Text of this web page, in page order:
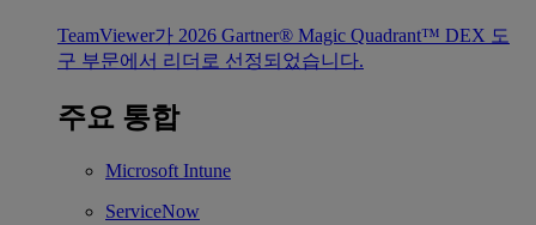
TeamViewer가 2026 Gartner® Magic Quadrant™ DEX 도
구 부문에서 리더로 선정되었습니다.
주요 통합
Microsoft Intune
ServiceNow